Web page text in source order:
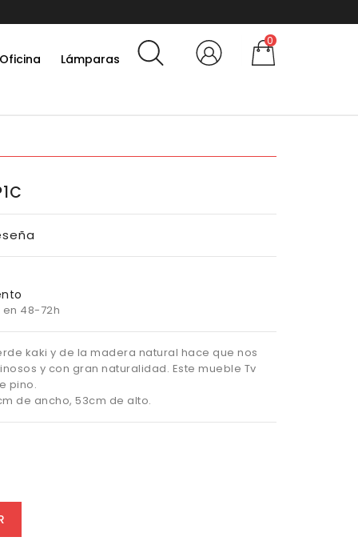
Oficina Lámparas
0
48-72h
kaki y de la madera natural hace que nos
y con gran naturalidad. Este mueble Tv
pino.
de ancho, 53cm de alto.